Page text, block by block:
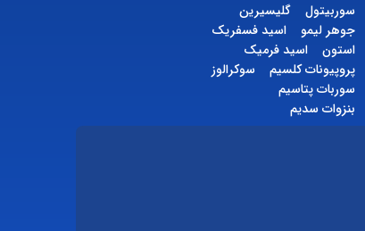
سوربیتول
گلیسیرین
جوهر لیمو
اسید فسفریک
استون
اسید فرمیک
پروپیونات کلسیم
سوکرالوز
سوربات پتاسیم
بنزوات سدیم